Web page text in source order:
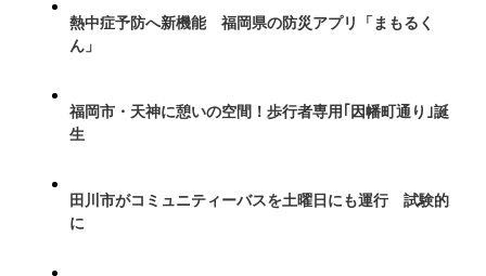
熱中症予防へ新機能 福岡県の防災アプリ「まもるく
ん」
福岡市・天神に憩いの空間！歩行者専用｢因幡町通り｣誕
生
田川市がコミュニティーバスを土曜日にも運行 試験的
に